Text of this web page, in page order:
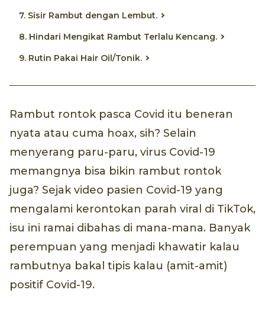
7. Sisir Rambut dengan Lembut.
8. Hindari Mengikat Rambut Terlalu Kencang.
9. Rutin Pakai Hair Oil/Tonik.
Rambut rontok pasca Covid itu beneran
nyata atau cuma hoax, sih? Selain
menyerang paru-paru, virus Covid-19
memangnya bisa bikin rambut rontok
juga? Sejak video pasien Covid-19 yang
mengalami kerontokan parah viral di TikTok,
isu ini ramai dibahas di mana-mana. Banyak
perempuan yang menjadi khawatir kalau
rambutnya bakal tipis kalau (amit-amit)
positif Covid-19.